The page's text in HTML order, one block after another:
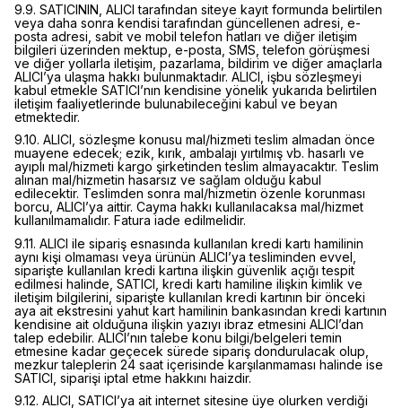
9.9. SATICININ, ALICI tarafından siteye kayıt formunda belirtilen
veya daha sonra kendisi tarafından güncellenen adresi, e-
posta adresi, sabit ve mobil telefon hatları ve diğer iletişim
bilgileri üzerinden mektup, e-posta, SMS, telefon görüşmesi
ve diğer yollarla iletişim, pazarlama, bildirim ve diğer amaçlarla
ALICI’ya ulaşma hakkı bulunmaktadır. ALICI, işbu sözleşmeyi
kabul etmekle SATICI’nın kendisine yönelik yukarıda belirtilen
iletişim faaliyetlerinde bulunabileceğini kabul ve beyan
etmektedir.
9.10. ALICI, sözleşme konusu mal/hizmeti teslim almadan önce
muayene edecek; ezik, kırık, ambalajı yırtılmış vb. hasarlı ve
ayıplı mal/hizmeti kargo şirketinden teslim almayacaktır. Teslim
alınan mal/hizmetin hasarsız ve sağlam olduğu kabul
edilecektir. Teslimden sonra mal/hizmetin özenle korunması
borcu, ALICI’ya aittir. Cayma hakkı kullanılacaksa mal/hizmet
kullanılmamalıdır. Fatura iade edilmelidir.
9.11. ALICI ile sipariş esnasında kullanılan kredi kartı hamilinin
aynı kişi olmaması veya ürünün ALICI’ya tesliminden evvel,
siparişte kullanılan kredi kartına ilişkin güvenlik açığı tespit
edilmesi halinde, SATICI, kredi kartı hamiline ilişkin kimlik ve
iletişim bilgilerini, siparişte kullanılan kredi kartının bir önceki
aya ait ekstresini yahut kart hamilinin bankasından kredi kartının
kendisine ait olduğuna ilişkin yazıyı ibraz etmesini ALICI’dan
talep edebilir. ALICI’nın talebe konu bilgi/belgeleri temin
etmesine kadar geçecek sürede sipariş dondurulacak olup,
mezkur taleplerin 24 saat içerisinde karşılanmaması halinde ise
SATICI, siparişi iptal etme hakkını haizdir.
9.12. ALICI, SATICI’ya ait internet sitesine üye olurken verdiği